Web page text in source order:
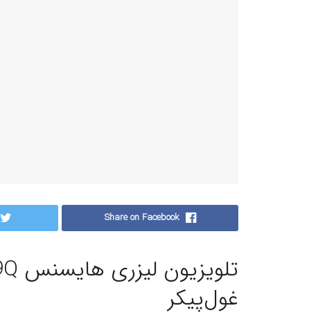
Share on Facebook
غول‌پیکر